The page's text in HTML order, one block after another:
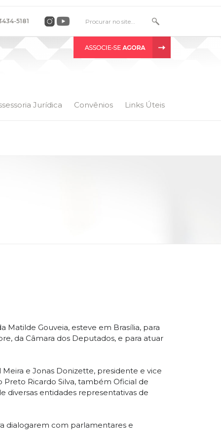
5181
Jurídica Convênios Links Úteis
Matilde Gouveia, esteve em Brasília, para
da Câmara dos Deputados, e para atuar
e Jonas Donizette, presidente e vice
Ricardo Silva, também Oficial de
diversas entidades representativas de
dialogarem com parlamentares e